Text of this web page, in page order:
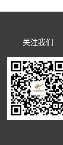
关注我们